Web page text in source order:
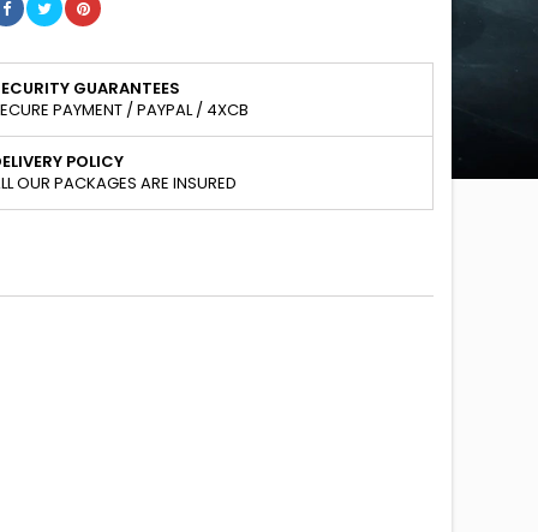
GUARANTEES
PAYMENT / PAYPAL / 4XCB
POLICY
OUR PACKAGES ARE INSURED